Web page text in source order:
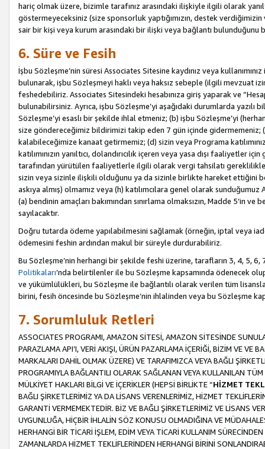
hariç olmak üzere, bizimle tarafınız arasındaki ilişkiyle ilgili olarak
göstermeyeceksiniz (size sponsorluk yaptığımızın, destek
sair bir kişi veya kurum arasındaki bir ilişki veya bağlantı bulunduğunu
6. Süre ve Fesih
İşbu Sözleşme’nin süresi Associates Sitesine kaydınız veya
bulunarak, işbu Sözleşmeyi haklı veya haksız sebeple (ilgili mevzuat
feshedebiliriz. Associates Sitesindeki hesabınıza giriş yaparak ve
bulunabilirsiniz. Ayrıca, işbu Sözleşme’yi aşağıdaki durumlarda yazılı
Sözleşme’yi esaslı bir şekilde ihlal etmeniz; (b) işbu Sözleşme’yi
size göndereceğimiz bildirimizi takip eden 7 gün içinde gidermemeniz;
kalabileceğimize kanaat getirmemiz; (d) sizin veya Programa
katılımınızın yanıltıcı, dolandırıcılık içeren veya yasa dışı
tarafından yürütülen faaliyetlerle ilgili olarak vergi tahsilatı
sizin veya sizinle ilişkili olduğunu ya da sizinle birlikte hareket ettiğini
askıya almış) olmamız veya (h) katılımcılara genel olarak
(a) bendinin amaçları bakımından sınırlama olmaksızın, Madde 5’in
sayılacaktır.
Doğru tutarda ödeme yapılabilmesini sağlamak (örneğin, iptal veya
ödemesini feshin ardından makul bir süreyle durdurabiliriz.
Bu Sözleşme’nin herhangi bir şekilde feshi üzerine, tarafların 3, 4, 5,
Politikaları’nda belirtilenler ile bu Sözleşme kapsamında ödenecek
ve yükümlülükleri, bu Sözleşme ile bağlantılı olarak verilen tüm
birini, fesih öncesinde bu Sözleşme’nin ihlalinden veya bu Sözleşme
7. Sorumluluk Retleri
ASSOCIATES PROGRAMI, AMAZON SİTESİ, AMAZON SİTESİNDE
PARAZLAMA API’I, VERİ AKIŞI, ÜRÜN PAZARLAMA İÇERİĞİ, BİZİM VE VE
MARKALARI DAHİL OLMAK ÜZERE) VE TARAFIMIZCA VEYA BAĞLI
PROGRAMIYLA BAĞLANTILI OLARAK SAĞLANAN VEYA KULLANILAN
MÜLKİYET HAKLARI BİLGİ VE İÇERİKLER (HEPSİ BİRLİKTE “HİZMET
BAĞLI ŞİRKETLERİMİZ YA DA LİSANS VERENLERİMİZ, HİZMET
GARANTİ VERMEMEKTEDİR. BİZ VE BAĞLI ŞİRKETLERİMİZ VE LİSANS
UYGUNLUĞA, HİÇBİR İHLALİN SÖZ KONUSU OLMADIĞINA VE
HERHANGİ BİR TİCARİ İŞLEM, EDİM VEYA TİCARİ KULLANIM
ZAMANLARDA HİZMET TEKLİFLERİNDEN HERHANGİ BİRİNİ